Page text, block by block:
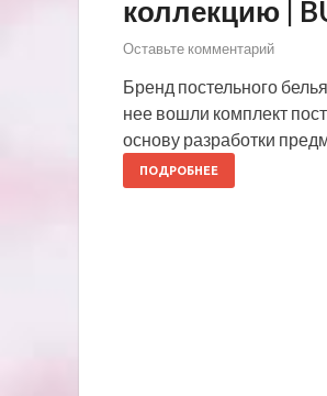
коллекцию |
Оставьте комментарий
Бренд постельного
нее вошли комплект
основу разработки
ПОДРОБНЕЕ